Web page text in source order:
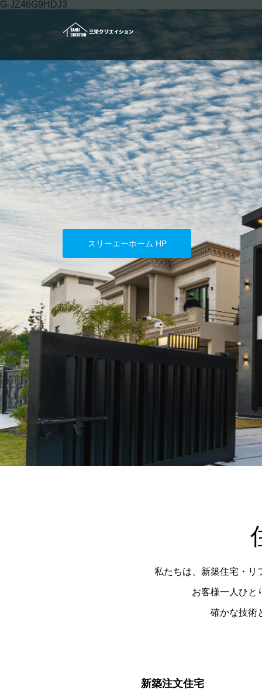
G-JZ46G9HDJ3
スリーエーホーム HP
私たちは、新築住宅・リ
お客様一人ひと
確かな技術
新築注文住宅